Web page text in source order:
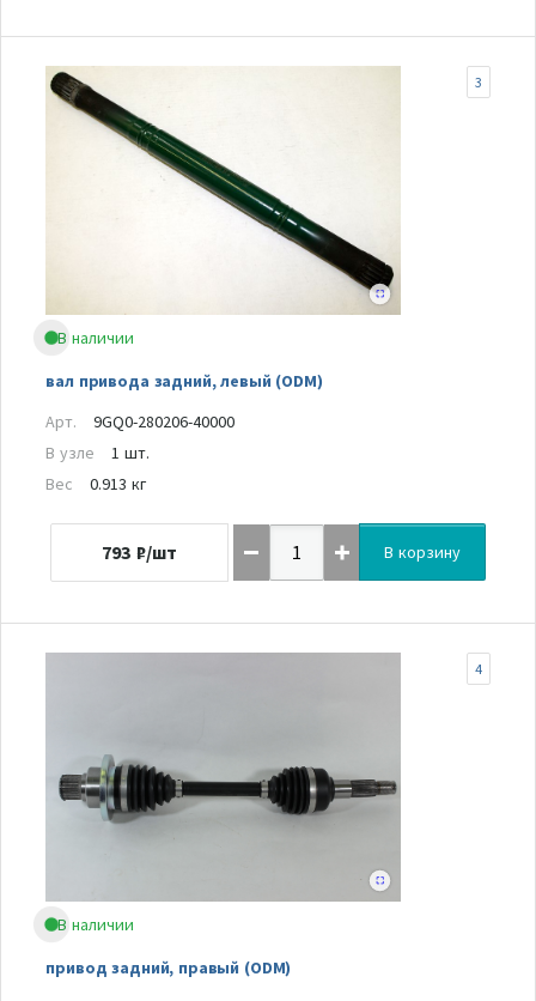
В наличии
вал привода задний, левый (ODM)
3
Арт.
9GQ0-280206-40000
В узле
1 шт.
Вес
0.913 кг
793 ₽/шт В корзину
В наличии
привод задний, правый (ODM)
4